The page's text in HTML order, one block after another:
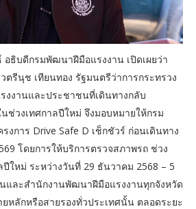
ธิบดีกรมพัฒนาฝีมือแรงงาน เปิดเผยว่า
ตรีนุช เทียนทอง รัฐมนตรีว่าการกระทรวง
งงานและประชาชนที่เดินทางกลับ
ช่วงเทศกาลปีใหม่ จึงมอบหมายให้กรม
การ Drive Safe D เช็กชัวร์ ก่อนเดินทาง
โดยการให้บริการตรวจสภาพรถ ช่วง
ใหม่ ระหว่างวันที่ 29 ธันวาคม 2568 – 5
และสำนักงานพัฒนาฝีมือแรงงานทุกจังหวัด
หลักหรือสายรองทั่วประเทศนั้น ตลอดระยะ